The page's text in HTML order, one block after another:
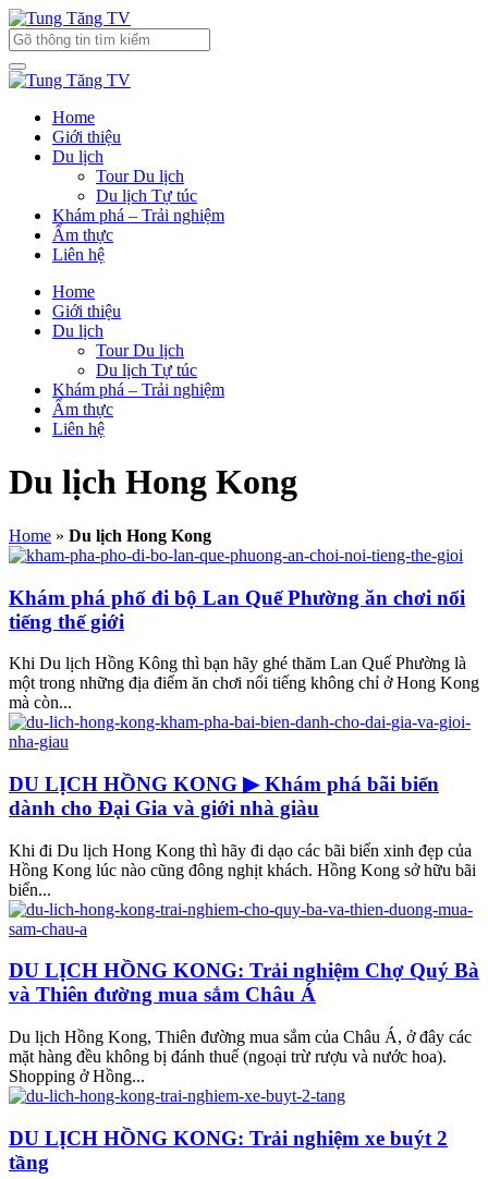
Home
Giới thiệu
Du lịch
Tour Du lịch
Du lịch Tự túc
Khám phá – Trải nghiệm
Ẩm thực
Liên hệ
Home
Giới thiệu
Du lịch
Tour Du lịch
Du lịch Tự túc
Khám phá – Trải nghiệm
Ẩm thực
Liên hệ
Du lịch Hong Kong
Home » Du lịch Hong Kong
Khám phá phố đi bộ Lan Quế Phường ăn chơi nổi
tiếng thế giới
Khi Du lịch Hồng Kông thì bạn hãy ghé thăm Lan Quế Phường là
một trong những địa điểm ăn chơi nổi tiếng không chỉ ở Hong Kong
mà còn...
DU LỊCH HỒNG KONG ▶ Khám phá bãi biển
dành cho Đại Gia và giới nhà giàu
Khi đi Du lịch Hong Kong thì hãy đi dạo các bãi biển xinh đẹp của
Hồng Kong lúc nào cũng đông nghịt khách. Hồng Kong sở hữu bãi
biển...
DU LỊCH HỒNG KONG: Trải nghiệm Chợ Quý Bà
và Thiên đường mua sắm Châu Á
Du lịch Hồng Kong, Thiên đường mua sắm của Châu Á, ở đây các
mặt hàng đều không bị đánh thuế (ngoại trừ rượu và nước hoa).
Shopping ở Hồng...
DU LỊCH HỒNG KONG: Trải nghiệm xe buýt 2
tầng